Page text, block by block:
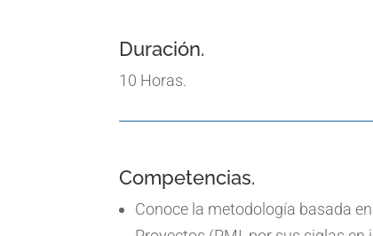
Duración.
10 Horas.
Competencias.
Conoce la metodología basada